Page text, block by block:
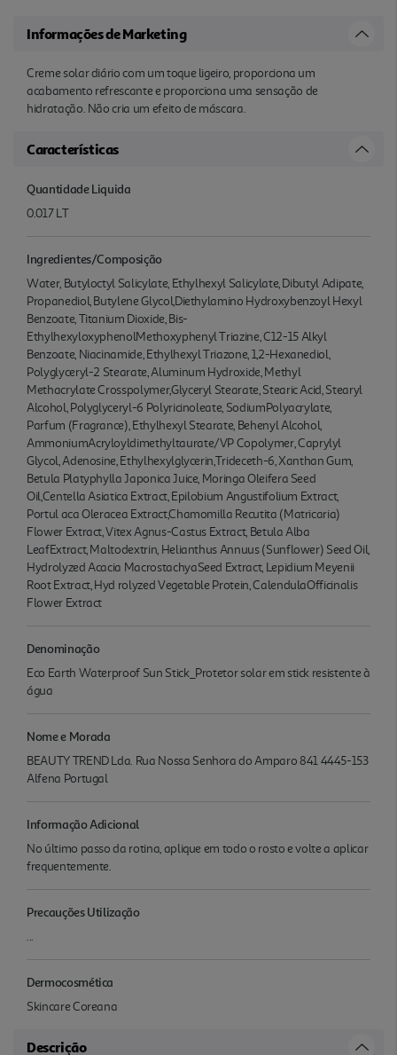
Informações de Marketing
Creme solar diário com um toque ligeiro, proporciona um
acabamento refrescante e proporciona uma sensação de
hidratação. Não cria um efeito de máscara.
Características
Quantidade Liquida
0.017 LT
Ingredientes/Composição
Water, Butyloctyl Salicylate, Ethylhexyl Salicylate, Dibutyl Adipate,
Propanediol, Butylene Glycol,Diethylamino Hydroxybenzoyl Hexyl
Benzoate, Titanium Dioxide, Bis-
EthylhexyloxyphenolMethoxyphenyl Triazine, C12-15 Alkyl
Benzoate, Niacinamide, Ethylhexyl Triazone, 1,2-Hexanediol,
Polyglyceryl-2 Stearate, Aluminum Hydroxide, Methyl
Methacrylate Crosspolymer,Glyceryl Stearate, Stearic Acid, Stearyl
Alcohol, Polyglyceryl-6 Polyricinoleate, SodiumPolyacrylate,
Parfum (Fragrance), Ethylhexyl Stearate, Behenyl Alcohol,
AmmoniumAcryloyldimethyltaurate/VP Copolymer, Caprylyl
Glycol, Adenosine, Ethylhexylglycerin,Trideceth-6, Xanthan Gum,
Betula Platyphylla Japonica Juice, Moringa Oleifera Seed
Oil,Centella Asiatica Extract, Epilobium Angustifolium Extract,
Portul aca Oleracea Extract,Chamomilla Recutita (Matricaria)
Flower Extract, Vitex Agnus-Castus Extract, Betula Alba
LeafExtract, Maltodextrin, Helianthus Annuus (Sunflower) Seed Oil,
Hydrolyzed Acacia MacrostachyaSeed Extract, Lepidium Meyenii
Root Extract, Hyd rolyzed Vegetable Protein, CalendulaOfficinalis
Flower Extract
Denominação
Eco Earth Waterproof Sun Stick_Protetor solar em stick resistente à
água
Nome e Morada
BEAUTY TREND Lda. Rua Nossa Senhora do Amparo 841 4445-153
Alfena Portugal
Informação Adicional
No último passo da rotina, aplique em todo o rosto e volte a aplicar
frequentemente.
Precauções Utilização
...
Dermocosmética
Skincare Coreana
Descrição